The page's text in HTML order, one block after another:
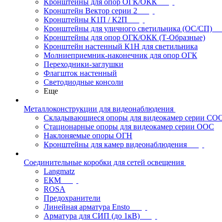
Кронштейны для опор ОГК/ОКК
Кронштейн Вектор серии 2
Кронштейны К1П / К2П
Кронштейны для уличного светильника (ОС/СП)
Кронштейны для опор ОГК/ОКК (Т-Образные)
Кронштейн настенный К1Н для светильника
Молниеприемник-наконечник для опор ОГК
Переходники-заглушки
Флагшток настенный
Светодиодные консоли
Еще
Металлоконструкции для видеонаблюдения
Складывающиеся опоры для видеокамер серии
Стационарные опоры для видеокамер серии ООС
Наклоняемые опоры ОГН
Кронштейны для камер видеонаблюдения
Соединительные коробки для сетей освещения
Langmatz
ЕКМ
ROSA
Предохранители
Линейная арматура Ensto
Арматура для СИП (до 1кВ)